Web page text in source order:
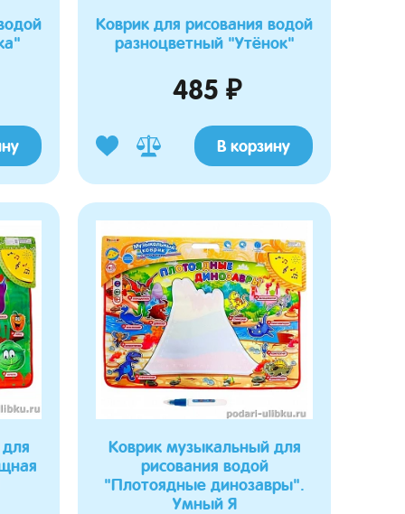
"Ночной страж"
Коврик для рисования водой
разноцветный "Утёнок"
485 ₽
В корзину
Коврик музыкальный для
рисования водой
"Плотоядные динозавры".
Умный Я